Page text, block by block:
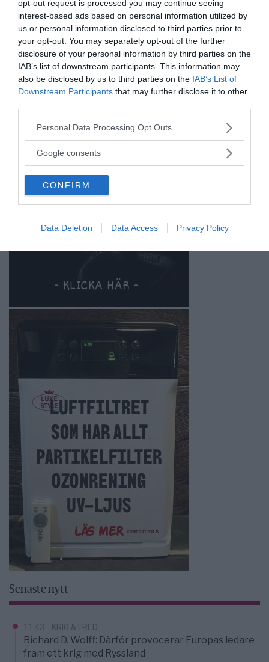
opt-out request is processed you may continue seeing
interest-based ads based on personal information utilized by
us or personal information disclosed to third parties prior to
your opt-out. You may separately opt-out of the further
disclosure of your personal information by third parties on the
IAB’s list of downstream participants. This information may
also be disclosed by us to third parties on the IAB’s List of
Downstream Participants that may further disclose it to other
Please note that this website/app uses one or more Google
not limited to your visit or usage behaviour. You may click to
use your data for below specified purposes in below Google
consent section.
Personal Data Processing Opt Outs
Google consents
CONFIRM
Data Deletion Data Access Privacy Policy
ANNONSER
Senaste nytt
11:43 KRIG & FRED
Richard D. Wolff: Därför provocerar Europas ledare
fram ett krig med Ryssland